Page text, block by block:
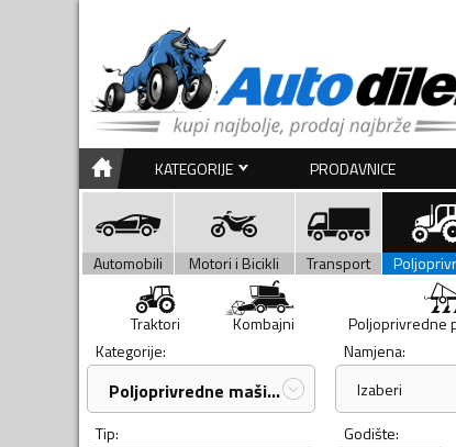
KATEGORIJE PRODAVNICE
Automobili Motori i Bicikli Transport
Traktori Kombajni Poljoprivredne
Kategorije:
Poljoprivredne mašine i a...
Namjena:
Izaberi
Tip:
Godište: